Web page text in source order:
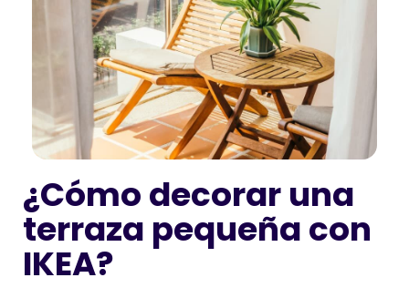
¿Cómo decorar una
terraza pequeña con
IKEA?